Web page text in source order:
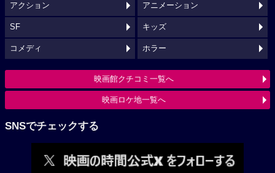
アクション アニメーション
SF キッズ
コメディ ホラー
映画館クチコミ一覧へ
映画ロケ地一覧へ
SNSでチェックする